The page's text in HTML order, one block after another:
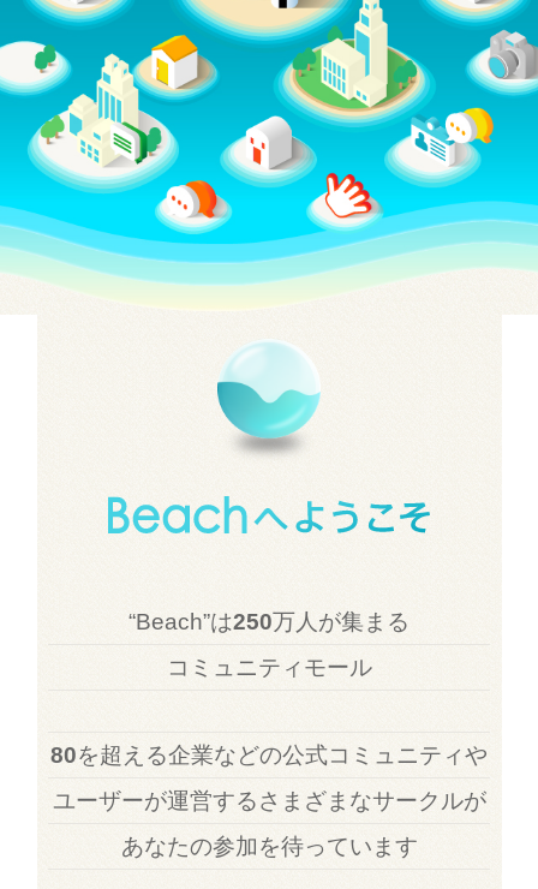
“Beach”は250万人が集まる
コミュニティモール
80を超える企業などの公式コミュニティや
ユーザーが運営するさまざまなサークルが
あなたの参加を待っています